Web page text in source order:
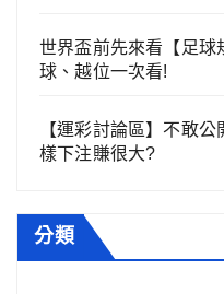
世界盃前先來看【足球
球、越位一次看!
【運彩討論區】不敢
樣下注賺很大?
分類